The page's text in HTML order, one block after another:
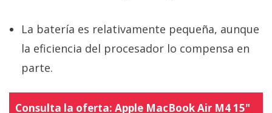
La batería es relativamente pequeña, aunque
la eficiencia del procesador lo compensa en
parte.
Consulta la oferta: Apple MacBook Air M4 15"